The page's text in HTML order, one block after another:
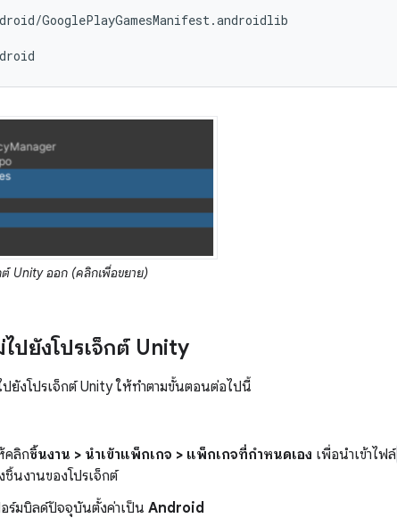
GooglePlayGamesManifest.androidlib
ต์ Unity ออก (คลิกเพื่อขยาย)
ปยังโปรเจ็กต์ Unity
ปยังโปรเจ็กต์ Unity ให้ทำตามขั้นตอนต่อไปนี้
คลิกชิ้นงาน > นำเข้าแพ็กเกจ > แพ็กเกจที่กำหนดเอง เพื่อนำเข้าไฟล์
นงานของโปรเจ็กต์
ร์มบิลด์ปัจจุบันตั้งค่าเป็น Android